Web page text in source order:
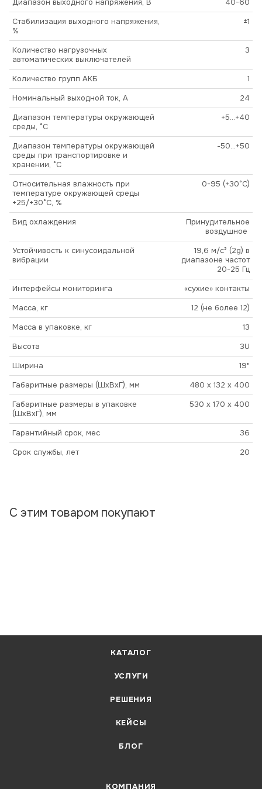
Стабилизация выходного напряжения,
%
±1
Количество нагрузочных
автоматических выключателей
3
Количество групп АКБ
1
Номинальный выходной ток, А
24
Диапазон температуры окружающей
среды, °С
+5...+40
Диапазон температуры окружающей
среды при транспортировке и
хранении, °С
-50...+50
Относительная влажность при
температуре окружающей среды
+25/+30°С, %
0-95 (+30°С)
Вид охлаждения
Принудительное
воздушное
Устойчивость к синусоидальной
вибрации
19,6 м/с² (2g) в
диапазоне частот
20-25 Гц
Интерфейсы мониторинга
«сухие» контакты
Масса, кг
12 (не более 12)
Масса в упаковке, кг
13
Высота
3U
Ширина
19"
Габаритные размеры (ШхВхГ), мм
480 x 132 x 400
Габаритные размеры в упаковке
(ШхВхГ), мм
530 x 170 x 400
Гарантийный срок, мес
36
Срок службы, лет
20
С этим товаром покупают
КАТАЛОГ
УСЛУГИ
РЕШЕНИЯ
КЕЙСЫ
БЛОГ
КОМПАНИЯ